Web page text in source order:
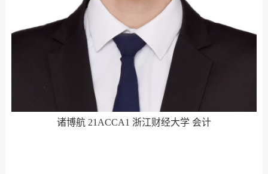
诸博航 21ACCA1 浙江财经大学 会计